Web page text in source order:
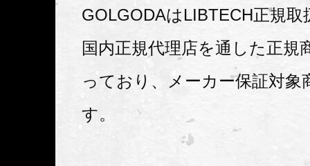
GOLGODAはLIBTECH正規取
国内正規代理店を通した正規
っており、メーカー保証対象
す。